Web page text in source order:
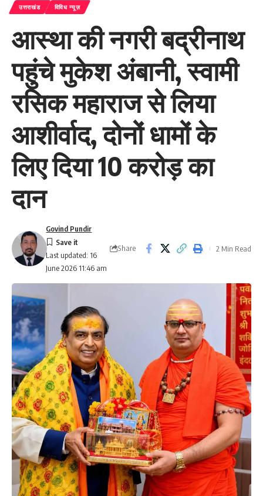
उत्तराखंड विविध न्यूज़
आस्था की नगरी बद्रीनाथ
पहुंचे मुकेश अंबानी, स्वामी
रसिक महाराज से लिया
आशीर्वाद, दोनों धामों के
लिए दिया 10 करोड़ का
दान
Last updated: 16
June 2026 11:46 am
Govind Pundir
Share 2 Min Read